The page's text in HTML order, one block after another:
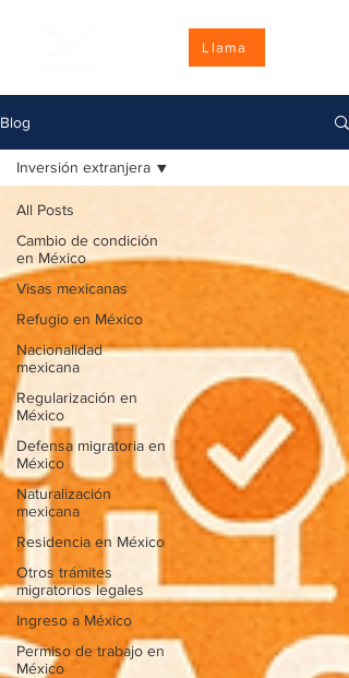
Llama
Blog
All Posts
Cambio de condición
en México
Visas mexicanas
Refugio en México
Nacionalidad
mexicana
Regularización en
México
Defensa migratoria en
México
Naturalización
mexicana
Residencia en México
Otros trámites
migratorios legales
Ingreso a México
Permiso de trabajo en
México
Inversión extranjera